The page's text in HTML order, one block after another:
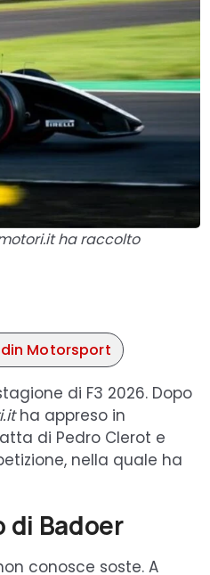
ha raccolto
Motorsport
di F3 2026. Dopo
ha appreso in
di Pedro Clerot e
nella quale ha
di Badoer
conosce soste. A